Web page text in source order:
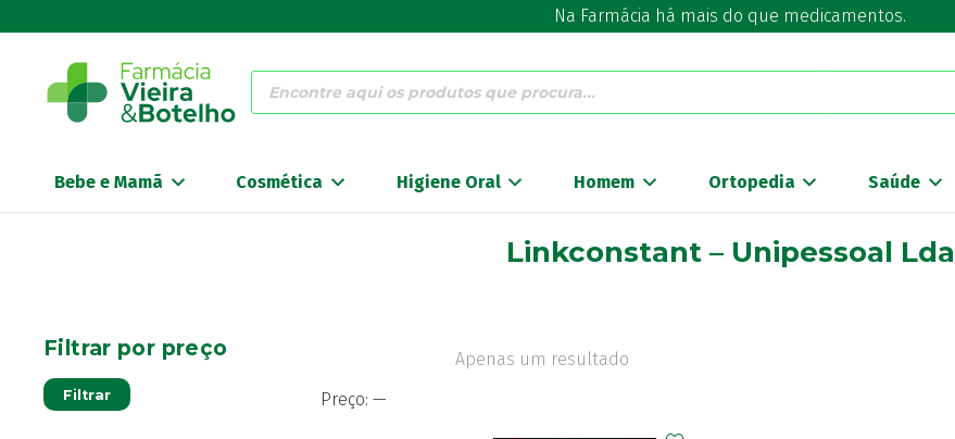
Na Farmácia há mais do que medicamentos.
Products
search
Bebe e Mamã Cosmética Higiene Oral Homem Ortopedia Saúde
Linkconstant – Unipessoal Lda
Apenas um resultado
Filtrar por preço
Filtrar Preço: —